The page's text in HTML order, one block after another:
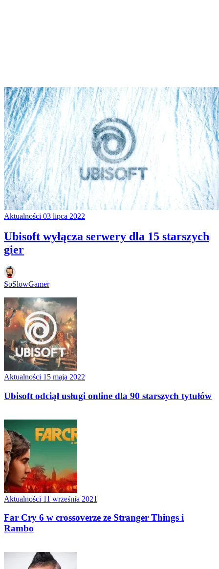
Aktualności 03 lipca 2022
Ubisoft wyłącza serwery dla 15 starszych
gier
SoSlowGamer
Aktualności 15 maja 2022
Ubisoft odciął usługi online dla 90 starszych tytułów
Aktualności 11 września 2021
Far Cry 6 w crossoverze ze Stranger Things i
Rambo